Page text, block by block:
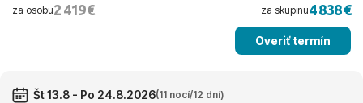
za osobu2 419 € za skupinu4 838 €
Overiť termín
Št 13.8 - Po 24.8.2026(11 nocí/12 dní)